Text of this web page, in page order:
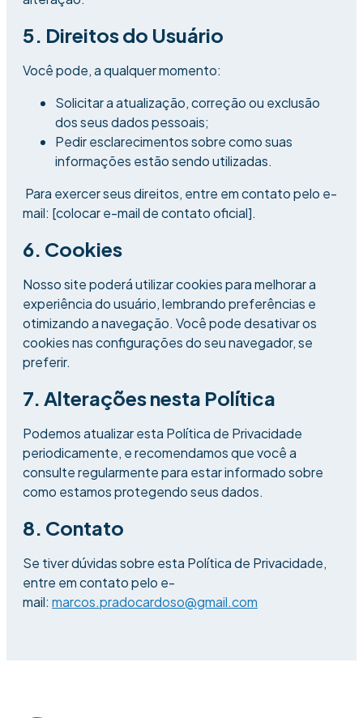
5. Direitos do Usuário
Você pode, a qualquer momento:
Solicitar a atualização, correção ou exclusão
dos seus dados pessoais;
Pedir esclarecimentos sobre como suas
informações estão sendo utilizadas.
Para exercer seus direitos, entre em contato pelo e-
mail: [colocar e-mail de contato oficial].
6. Cookies
Nosso site poderá utilizar cookies para melhorar a
experiência do usuário, lembrando preferências e
otimizando a navegação. Você pode desativar os
cookies nas configurações do seu navegador, se
preferir.
7. Alterações nesta Política
Podemos atualizar esta Política de Privacidade
periodicamente, e recomendamos que você a
consulte regularmente para estar informado sobre
como estamos protegendo seus dados.
8. Contato
Se tiver dúvidas sobre esta Política de Privacidade,
entre em contato pelo e-
mail: marcos.pradocardoso@gmail.com